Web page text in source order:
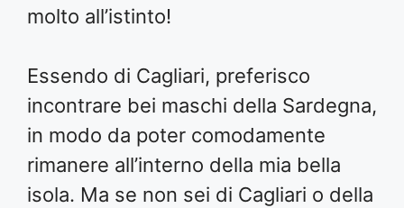
molto all’istinto!
Essendo di Cagliari, preferisco
incontrare bei maschi della Sardegna,
in modo da poter comodamente
rimanere all’interno della mia bella
isola. Ma se non sei di Cagliari o della